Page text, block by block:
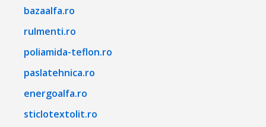
bazaalfa.ro
rulmenti.ro
poliamida-teflon.ro
paslatehnica.ro
energoalfa.ro
sticlotextolit.ro